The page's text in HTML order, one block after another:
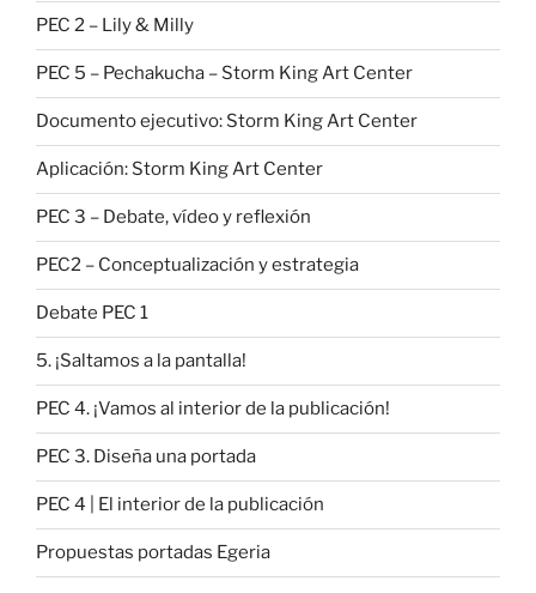
PEC 2 – Lily & Milly
PEC 5 – Pechakucha – Storm King Art Center
Documento ejecutivo: Storm King Art Center
Aplicación: Storm King Art Center
PEC 3 – Debate, vídeo y reflexión
PEC2 – Conceptualización y estrategia
Debate PEC 1
5. ¡Saltamos a la pantalla!
PEC 4. ¡Vamos al interior de la publicación!
PEC 3. Diseña una portada
PEC 4 | El interior de la publicación
Propuestas portadas Egeria